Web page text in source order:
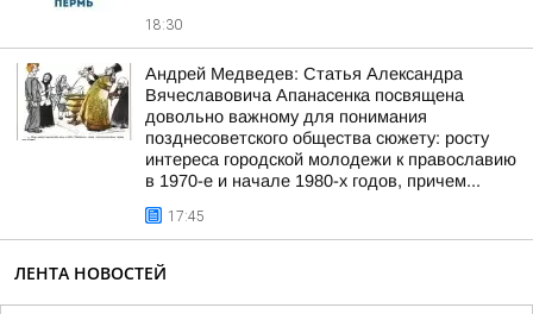
18:30
Андрей Медведев: Статья Александра
Вячеславовича Апанасенка посвящена
довольно важному для понимания
позднесоветского общества сюжету: росту
интереса городской молодежи к православию
в 1970-е и начале 1980-х годов, причем...
17:45
ЛЕНТА НОВОСТЕЙ